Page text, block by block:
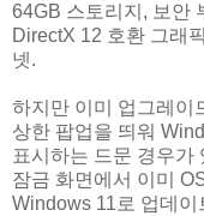
64GB 스토리지, 보안
DirectX 12 호환 그래
넷.
하지만 이미 업그레이
상한 팝업을 띄워
표시하는 드문 경우가
잠금 화면에서 이미
Windows 11로 업데